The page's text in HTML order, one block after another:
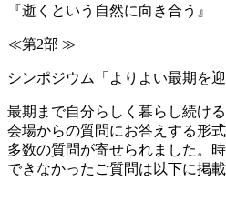
『逝くという自然に向き合う』
≪第2部 ≫
シンポジウム「よりよい最期を迎
最期まで自分らしく暮らし続け
会場からの質問にお答えする形式
多数の質問が寄せられました。
できなかったご質問は以下に掲